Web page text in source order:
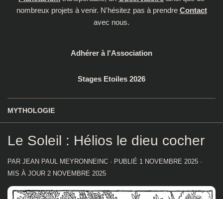
nombreux projets à venir. N'hésitez pas à prendre Contact
avec nous.
Adhérer à l'Association
Stages Etoiles 2026
MYTHOLOGIE
Le Soleil : Hélios le dieu cocher
PAR JEAN PAUL MEYRONNEINC · PUBLIÉ 1 NOVEMBRE 2025 ·
MIS À JOUR 2 NOVEMBRE 2025